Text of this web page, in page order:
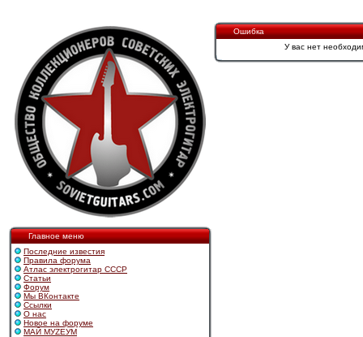
Главное меню
Последние известия
Правила форума
Атлас электрогитар СССР
Статьи
Форум
Мы ВКонтакте
Ссылки
О нас
Новое на форуме
МАЙ МУZЕУМ
Ошибка
У вас нет